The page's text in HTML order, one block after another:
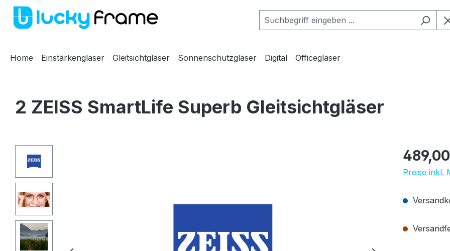
Hauptinhalt springen
Zur Suche springen
Zur Hauptnavigation springen
Home Einstärkengläser Gleitsichtgläser Sonnenschutzgläser Digital Officegläser
2 ZEISS SmartLife Superb Gleitsichtgläser
Regulärer
Preise inkl.